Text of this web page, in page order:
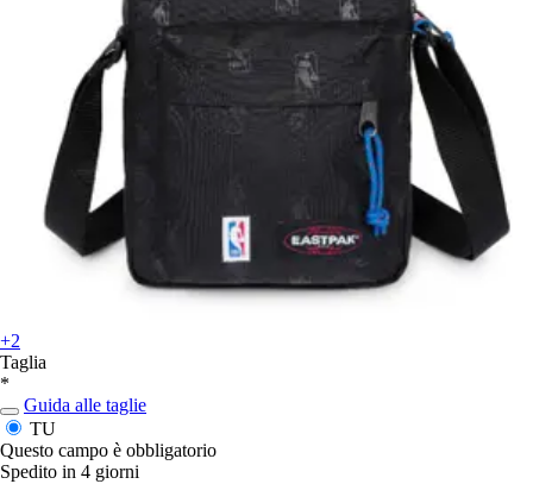
+2
Taglia
*
Guida alle taglie
TU
Questo campo è obbligatorio
Spedito in 4 giorni